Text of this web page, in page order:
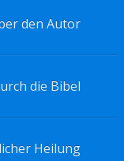
den Autor
die Bibel
Heilung